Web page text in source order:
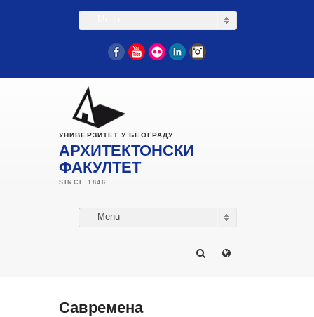
FacebookYouTube
Flickr LinkedIn
УНИВЕРЗИТЕТ У БЕОГРАДУ
АРХИТЕКТОНСКИ
ФАКУЛТЕТ
— Menu —
Савремена